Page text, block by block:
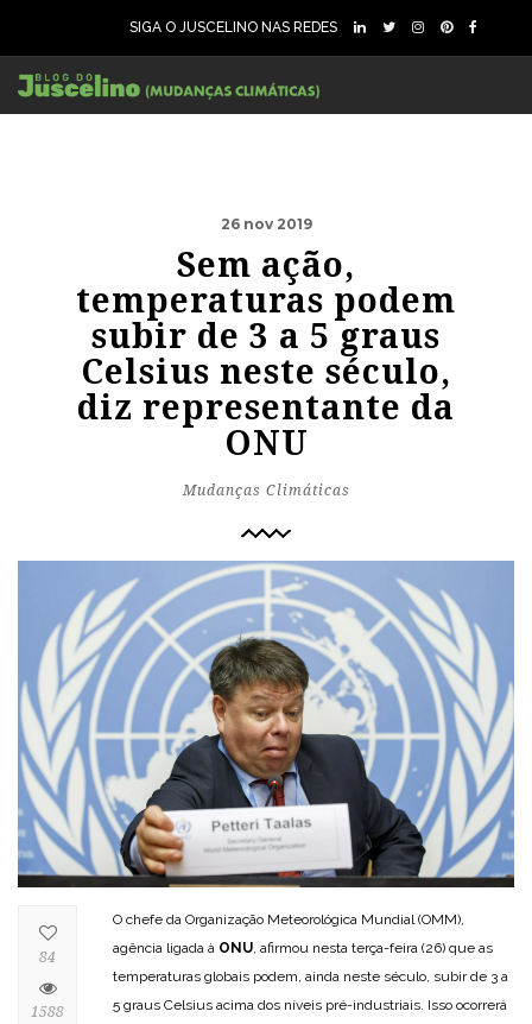
SIGA O JUSCELINO NAS REDES
26 nov 2019
Sem ação,
temperaturas podem
subir de 3 a 5 graus
Celsius neste século,
diz representante da
ONU
Mudanças Climáticas
O chefe da Organização Meteorológica Mundial (OMM),
agência ligada à ONU, afirmou nesta terça-feira (26) que as
temperaturas globais podem, ainda neste século, subir de 3 a
5 graus Celsius acima dos níveis pré-industriais. Isso ocorrerá
84
1588